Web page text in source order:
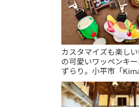
カスタマイズも楽し
の可愛いワッペンキ
ずらり。小平市「
T&K」 | ことりっぷ